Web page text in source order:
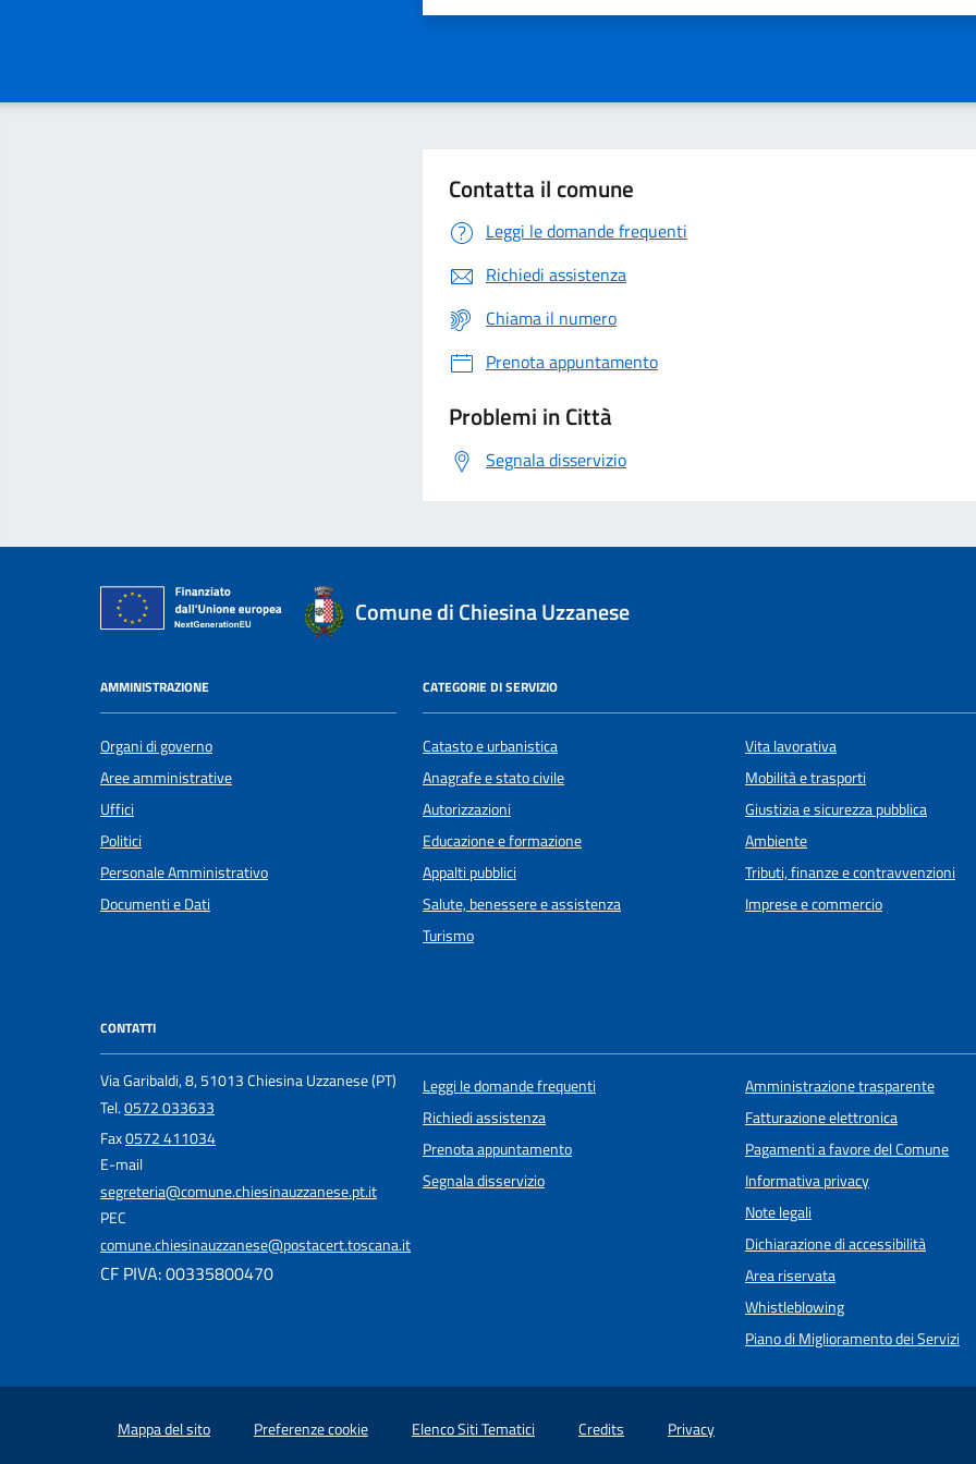
Contatta il comune
Leggi le domande frequenti
Richiedi assistenza
Chiama il numero
Prenota appuntamento
Problemi in Città
Segnala disservizio
Comune di Chiesina Uzzanese
AMMINISTRAZIONE
Organi di governo
Aree amministrative
Uffici
Politici
Personale Amministrativo
Documenti e Dati
CATEGORIE DI SERVIZIO
Catasto e urbanistica
Anagrafe e stato civile
Autorizzazioni
Educazione e formazione
Appalti pubblici
Salute, benessere e assistenza
Turismo
Vita lavorativa
Mobilità e trasporti
Giustizia e sicurezza pubblica
Ambiente
Tributi, finanze e contravvenzioni
Imprese e commercio
CONTATTI
Via Garibaldi, 8, 51013 Chiesina Uzzanese (PT)
Tel.0572 033633
Fax0572 411034
E-mail
segreteria@comune.chiesinauzzanese.pt.it
PEC
comune.chiesinauzzanese@postacert.toscana.it
CF PIVA: 00335800470
Leggi le domande frequenti
Richiedi assistenza
Prenota appuntamento
Segnala disservizio
Amministrazione trasparente
Fatturazione elettronica
Pagamenti a favore del Comune
Informativa privacy
Note legali
Dichiarazione di accessibilità
Area riservata
Whistleblowing
Piano di Miglioramento dei Servizi
Mappa del sito Preferenze cookie Elenco Siti Tematici Credits Privacy